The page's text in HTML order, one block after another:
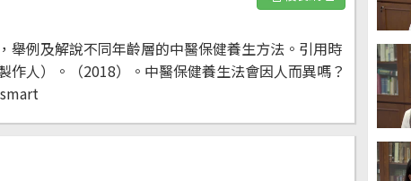
舉例及解說不同年齡層的中醫保健養生方法。引用時
人）。（2018）。中醫保健養生法會因人而異嗎？